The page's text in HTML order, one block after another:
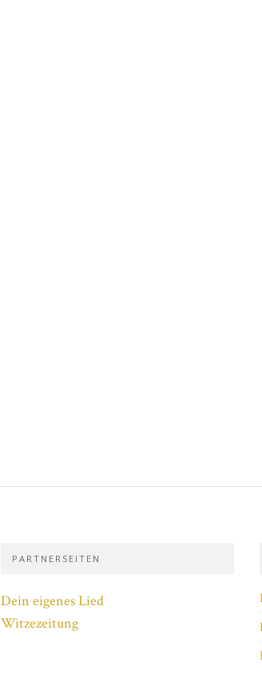
PARTNERSEITEN
Dein eigenes Lied
Witzezeitung